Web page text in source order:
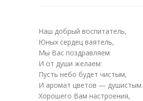
Наш добрый воспитатель,
Юных сердец ваятель,
Мы Вас поздравляем
И от души желаем:
Пусть небо будет чистым,
И аромат цветов — душистым.
Хорошего Вам настроения,